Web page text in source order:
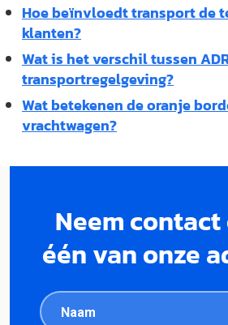
Hoe beïnvloedt transport de
klanten?
Wat is het verschil tussen
transportregelgeving?
Wat betekenen de oranje
vrachtwagen?
Neem
één van onze